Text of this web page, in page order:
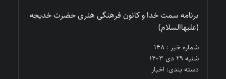
برنامه سمت خدا و کانون فرهنگی هنری حضرت خدیجه
(علیهاالسلام)
شماره خبر : ۱۴۸
شنبه ۲۹ دی ۱۴۰۳
دسته بندی: اخبار